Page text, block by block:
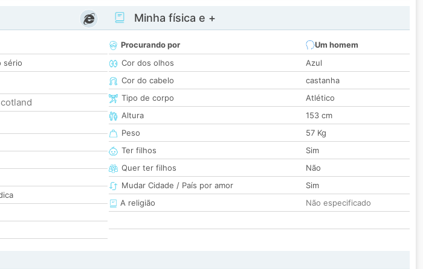
sério
Minha física e +
Procurando por
Um homem
Cor dos olhos
Azul
Cor do cabelo
castanha
Tipo de corpo
Atlético
Altura
153 cm
Peso
57 Kg
Ter filhos
Sim
Quer ter filhos
Não
Mudar Cidade / País por amor
Sim
A religião
Não especificado